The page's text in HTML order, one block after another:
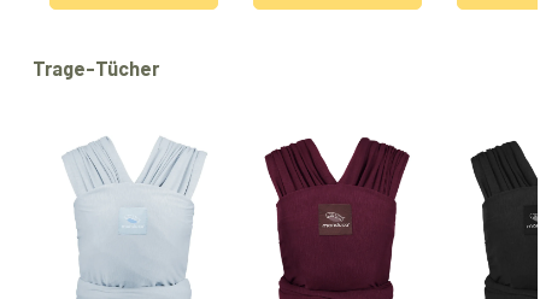
Produktgalerie überspringen
Trage-Tücher